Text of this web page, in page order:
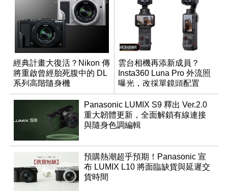
經典計畫大復活？Nikon 傳
將重啟曾經胎死腹中的 DL
系列高階隨身機
雲台相機再添新成員？
Insta360 Luna Pro 外流照
曝光，改採單鏡頭配置
Panasonic LUMIX S9 釋出 Ver.2.0
重大韌體更新，全面解鎖有線連接
與隨身色調編輯
預購熱潮超乎預期！Panasonic 宣
布 LUMIX L10 將面臨缺貨與延遲交
貨時間